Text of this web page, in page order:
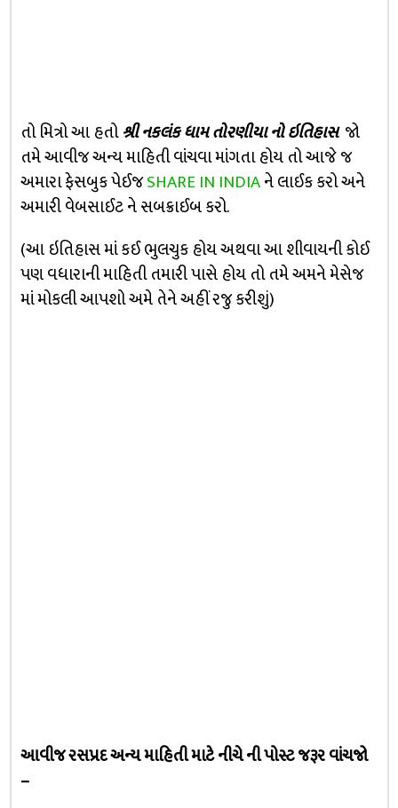
તો મિત્રો આ હતોશ્રી નકલંક ધામ તોરણીયા નો ઇતિહાસજો
તમે આવીજ અન્ય માહિતી વાંચવા માંગતા હોય તો આજે જ
અમારા ફેસબુક પેઈજSHARE IN INDIAને લાઈક કરો અને
અમારી વેબસાઈટ ને સબક્રાઈબ કરો.
(આ ઇતિહાસ માં કઈ ભુલચુક હોય અથવા આ શીવાયની કોઈ
પણ વધારાની માહિતી તમારી પાસે હોય તો તમે અમને મેસેજ
માં મોકલી આપશો અમે તેને અહીં રજુ કરીશું)
આવીજ રસપ્રદ અન્ય માહિતી માટે નીચે ની પોસ્ટ જરૂર વાંચજો
–